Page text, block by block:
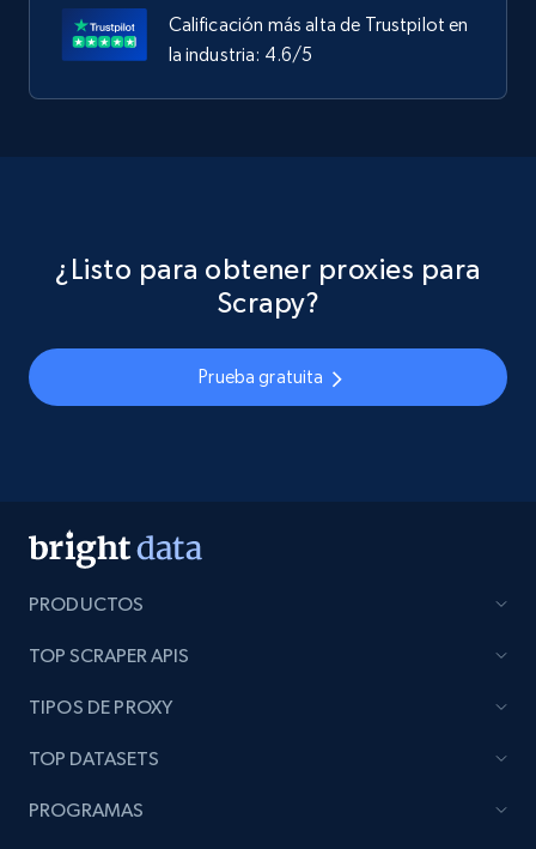
Calificación más alta de Trustpilot en
la industria: 4.6/5
¿Listo para obtener proxies para
Scrapy?
Prueba gratuita
PRODUCTOS
TOP SCRAPER APIS
TIPOS DE PROXY
TOP DATASETS
PROGRAMAS